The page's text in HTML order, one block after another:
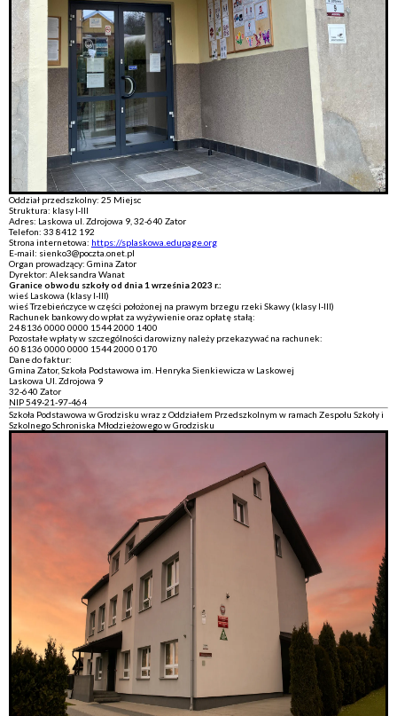
Oddział przedszkolny: 25 Miejsc
Struktura: klasy I-III
Adres: Laskowa ul. Zdrojowa 9, 32-640 Zator
Telefon: 33 8412 192
Strona internetowa: https://splaskowa.edupage.org
E-mail: sienko3@poczta.onet.pl
Organ prowadzący: Gmina Zator
Dyrektor: Aleksandra Wanat
Granice obwodu szkoły od dnia 1 września 2023 r.:
wieś Laskowa (klasy I-III)
wieś Trzebieńczyce w części położonej na prawym brzegu rzeki Skawy (klasy I-III)
Rachunek bankowy do wpłat za wyżywienie oraz opłatę stałą:
24 8136 0000 0000 1544 2000 1400
Pozostałe wpłaty w szczególności darowizny należy przekazywać na rachunek:
60 8136 0000 0000 1544 2000 0170
Dane do faktur:
Gmina Zator, Szkoła Podstawowa im. Henryka Sienkiewicza w Laskowej
Laskowa Ul. Zdrojowa 9
32-640 Zator
NIP 549-21-97-464
Szkoła Podstawowa w Grodzisku wraz z Oddziałem Przedszkolnym w ramach Zespołu Szkoły i
Szkolnego Schroniska Młodzieżowego w Grodzisku